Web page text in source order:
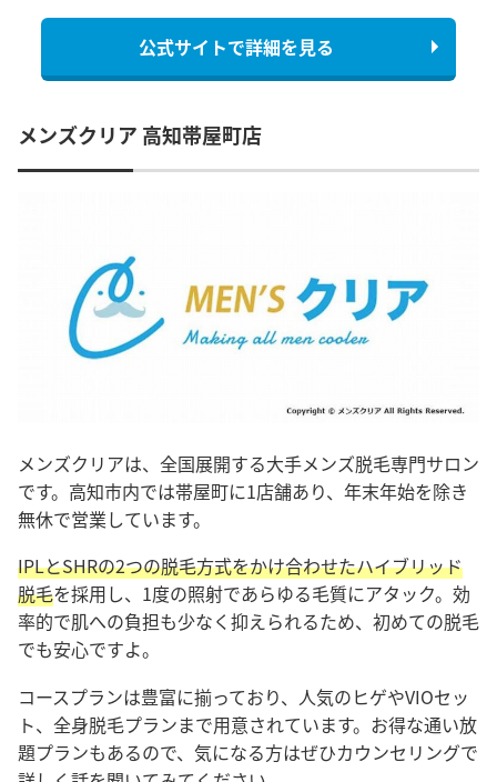
公式サイトで詳細を見る
メンズクリア 高知帯屋町店
メンズクリアは、全国展開する大手メンズ脱毛専門サロン
です。高知市内では帯屋町に1店舗あり、年末年始を除き
無休で営業しています。
IPLとSHRの2つの脱毛方式をかけ合わせたハイブリッド
脱毛を採用し、1度の照射であらゆる毛質にアタック。効
率的で肌への負担も少なく抑えられるため、初めての脱毛
でも安心ですよ。
コースプランは豊富に揃っており、人気のヒゲやVIOセッ
ト、全身脱毛プランまで用意されています。お得な通い放
題プランもあるので、気になる方はぜひカウンセリングで